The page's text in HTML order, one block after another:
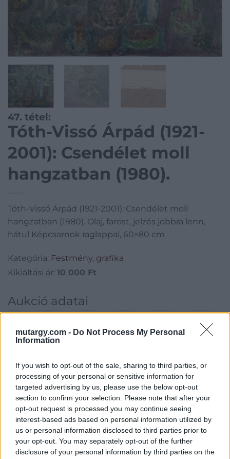
mutargy.com - Do Not Process My Personal
Information
If you wish to opt-out of the sale, sharing to third parties, or
processing of your personal or sensitive information for
targeted advertising by us, please use the below opt-out
section to confirm your selection. Please note that after your
opt-out request is processed you may continue seeing
interest-based ads based on personal information utilized by
us or personal information disclosed to third parties prior to
your opt-out. You may separately opt-out of the further
disclosure of your personal information by third parties on the
47. tétel:
Tóth-Vissó Árpád (1921-
2001): Csendélet moll
hangzatban (1980).
Tóth-Vissó Árpád (1921-2001): Csendélet moll
hangzatban (1980). Olaj, farost, jelzés jobbra lenn,
hátul Képcsarnok raglappal, 60×80 cm
Kategória: Festmény, grafika
Kikiáltási ár: 10 000 Ft
Aukció adatai
Aukció dátuma: 2025.01.28
Aukció helye:https://valient.hu
Tételszám: 47
Eladó adatai
Eladó:Képíró Galéria
Cím: Ozoli Dániel